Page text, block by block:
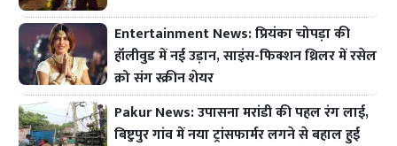
Entertainment News: प्रियंका चोपड़ा की
हॉलीवुड में नई उड़ान, साइंस-फिक्शन थ्रिलर में रसेल
क्रो संग स्क्रीन शेयर
Pakur News: उपासना मरांडी की पहल रंग लाई,
बिष्टुपुर गांव में नया ट्रांसफार्मर लगने से बहाल हुई